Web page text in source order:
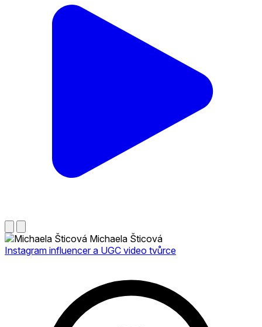
Michaela Šticová
Instagram influencer a UGC video tvůrce